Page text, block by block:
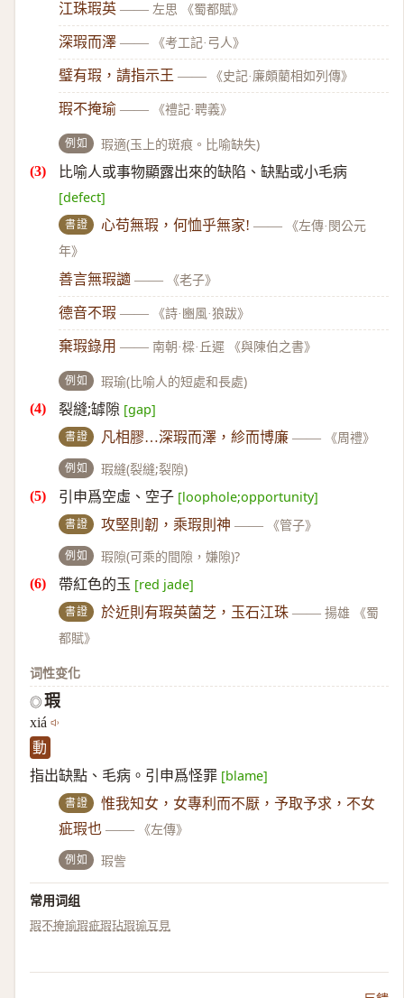
江珠瑕英 —— 左思 《蜀都賦》
深瑕而澤 —— 《考工記·弓人》
璧有瑕，請指示王 —— 《史記·廉頗藺相如列傳》
瑕不掩瑜 —— 《禮記·聘義》
例如 瑕適(玉上的斑痕。比喻缺失)
比喻人或事物顯露出來的缺陷、缺點或小毛病
[defect]
書證 心苟無瑕，何恤乎無家! ——
《左傳·閔公元
年》
善言無瑕讁 —— 《老子》
德音不瑕 —— 《詩·豳風·狼跋》
棄瑕錄用 —— 南朝·樑·丘遲 《與陳伯之書》
例如 瑕瑜(比喻人的短處和長處)
裂縫;罅隙 [gap]
書證 凡相膠…深瑕而澤，紾而博廉 —— 《周禮》
例如 瑕縫(裂縫;裂隙)
引申爲空虛、空子 [loophole;opportunity]
書證 攻堅則韌，乘瑕則神 —— 《管子》
例如 瑕隙(可乘的間隙，嫌隙)?
帶紅色的玉 [red jade]
書證 於近則有瑕英菌芝，玉石江珠 —— 揚雄 《蜀
都賦》
词性变化
◎ 瑕
xiá
動
指出缺點、毛病。引申爲怪罪 [blame]
書證
惟我知女，女專利而不厭，予取予求，不女
疵瑕也 —— 《左傳》
例如 瑕訾
常用词组
瑕不掩瑜瑕疵瑕玷瑕瑜互見